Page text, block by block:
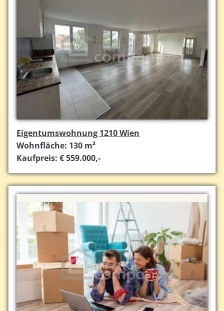
Eigentumswohnung 1210 Wien
Wohnfläche: 130 m²
Kaufpreis: € 559.000,-